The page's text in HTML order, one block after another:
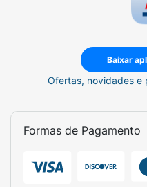
forma simétrica.
Ajuste as
proteção
posicionada.
Ficha Técnica:
Baixar
Ofertas, novidades e
Formas de Pagamento